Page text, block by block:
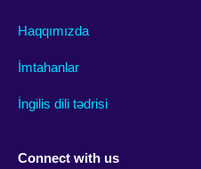
Haqqımızda
İmtahanlar
İngilis dili tədrisi
Connect with us